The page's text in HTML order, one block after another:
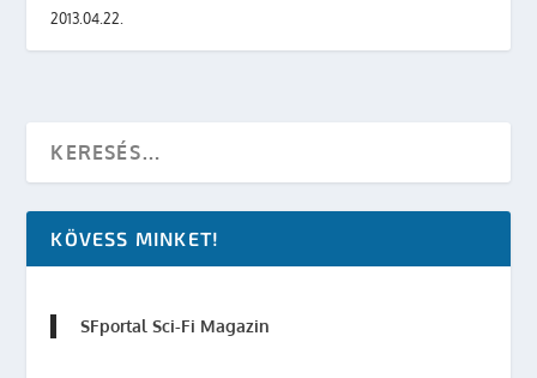
2013.04.22.
KÖVESS MINKET!
SFportal Sci-Fi Magazin